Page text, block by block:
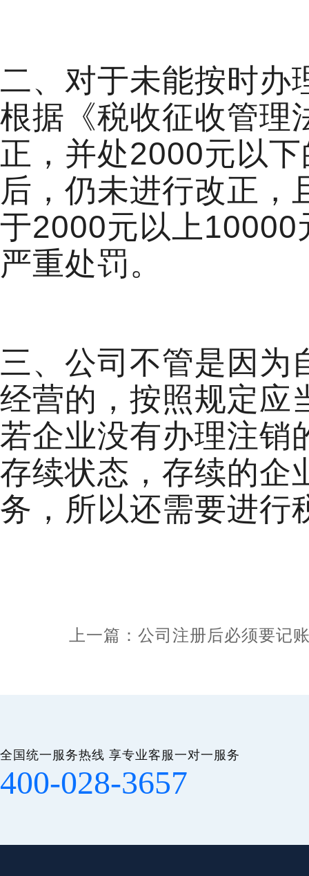
二、对于未能按时办
根据《税收征收管理
正，并处2000元以
后，仍未进行改正，
于2000元以上10000
严重处罚。
三、公司不管是因为
经营的，按照规定应
若企业没有办理注销
存续状态，存续的企
务，所以还需要进行
上一篇：公司注册后必须要记
全国统一服务热线 享专业客服一对一服务
400-028-3657